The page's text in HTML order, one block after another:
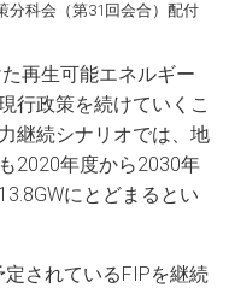
分科会（第31回会合）配付
再生可能エネルギー
行政策を続けていくこ
継続シナリオでは、地
2020年度から2030年
にとどまるとい
されているFIPを継続